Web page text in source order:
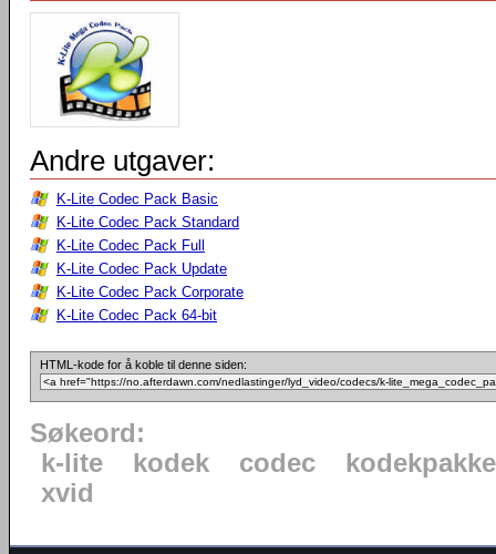
Andre utgaver:
K-Lite Codec Pack Basic
K-Lite Codec Pack Standard
K-Lite Codec Pack Full
K-Lite Codec Pack Update
K-Lite Codec Pack Corporate
K-Lite Codec Pack 64-bit
HTML-kode for å koble til denne siden:
Søkeord:
k-lite
kodek codec
kodekpakke
xvid